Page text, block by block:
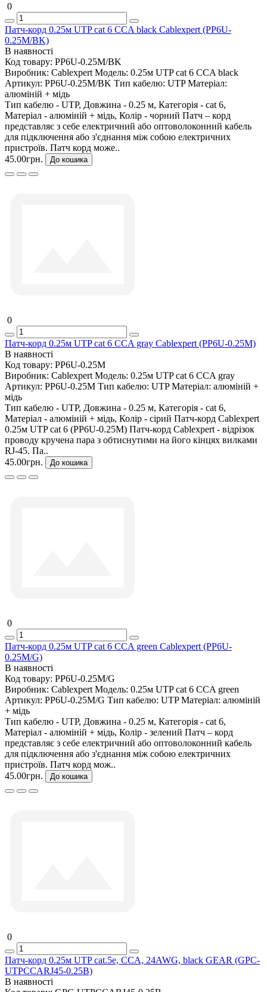
0
Патч-корд 0.25м UTP cat 6 CCA black Cablexpert (PP6U-
0.25M/BK)
В наявності
Код товару: PP6U-0.25M/BK
Виробник: Cablexpert Модель: 0.25м UTP cat 6 CCA black
Артикул: PP6U-0.25M/BK Тип кабелю: UTP Матеріал:
алюміній + мідь
Тип кабелю - UTP, Довжина - 0.25 м, Категорія - cat 6,
Матеріал - алюміній + мідь, Колір - чорний Патч – корд
представляє з себе електричний або оптоволоконний кабель
для підключення або з'єднання між собою електричних
пристроїв. Патч корд може..
45.00грн.
До кошика
0
Патч-корд 0.25м UTP cat 6 CCA gray Cablexpert (PP6U-0.25M)
В наявності
Код товару: PP6U-0.25M
Виробник: Cablexpert Модель: 0.25м UTP cat 6 CCA gray
Артикул: PP6U-0.25M Тип кабелю: UTP Матеріал: алюміній +
мідь
Тип кабелю - UTP, Довжина - 0.25 м, Категорія - cat 6,
Матеріал - алюміній + мідь, Колір - сірий Патч-корд Cablexpert
0.25м UTP cat 6 (PP6U-0.25M) Патч-корд Cablexpert - відрізок
проводу кручена пара з обтиснутими на його кінцях вилками
RJ-45. Па..
45.00грн.
До кошика
0
Патч-корд 0.25м UTP cat 6 CCA green Cablexpert (PP6U-
0.25M/G)
В наявності
Код товару: PP6U-0.25M/G
Виробник: Cablexpert Модель: 0.25м UTP cat 6 CCA green
Артикул: PP6U-0.25M/G Тип кабелю: UTP Матеріал: алюміній
+ мідь
Тип кабелю - UTP, Довжина - 0.25 м, Категорія - cat 6,
Матеріал - алюміній + мідь, Колір - зелений Патч – корд
представляє з себе електричний або оптоволоконний кабель
для підключення або з'єднання між собою електричних
пристроїв. Патч корд мож..
45.00грн.
До кошика
0
Патч-корд 0.25м UTP cat.5e, CCA, 24AWG, black GEAR (GPC-
UTPCCARJ45-0.25B)
В наявності